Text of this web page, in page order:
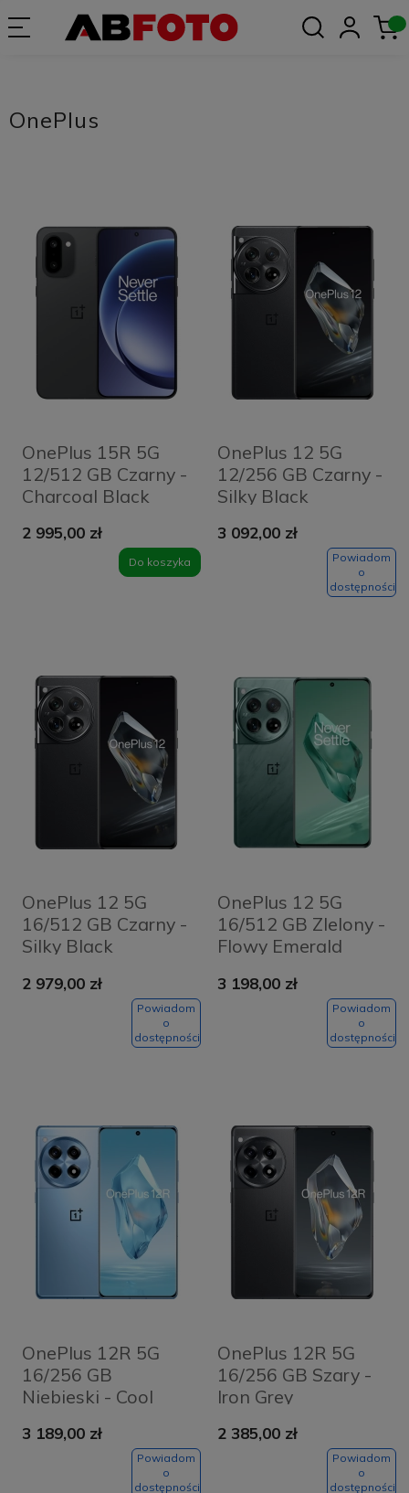
OnePlus
OnePlus 15R 5G
12/512 GB Czarny -
Charcoal Black
2 995,00 zł
Do koszyka
OnePlus 12 5G
12/256 GB Czarny -
Silky Black
3 092,00 zł
Powiadom
o
dostępności
OnePlus 12 5G
16/512 GB Czarny -
Silky Black
2 979,00 zł
Powiadom
o
dostępności
OnePlus 12 5G
16/512 GB ZIelony -
Flowy Emerald
3 198,00 zł
Powiadom
o
dostępności
OnePlus 12R 5G
16/256 GB
Niebieski - Cool
3 189,00 zł
Powiadom
o
dostępności
OnePlus 12R 5G
16/256 GB Szary -
Iron Grey
2 385,00 zł
Powiadom
o
dostępności